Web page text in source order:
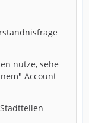
nutze, sehe
Account